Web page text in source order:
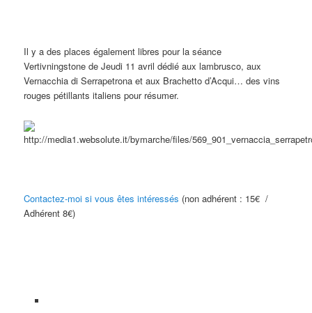
Il y a des places également libres pour la séance
Vertivningstone de Jeudi 11 avril dédié aux lambrusco, aux
Vernacchia di Serrapetrona et aux Brachetto d’Acqui… des vins
rouges pétillants italiens pour résumer.
Contactez-moi si vous êtes intéressés (non adhérent : 15€ /
Adhérent 8€)